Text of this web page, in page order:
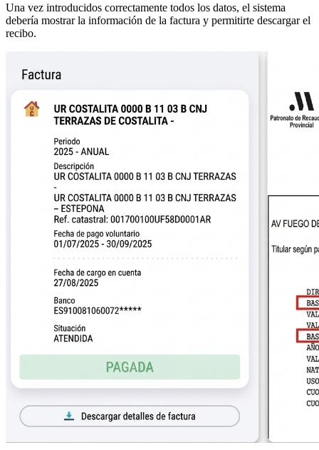
Una vez introducidos correctamente todos los datos, el sistema
debería mostrar la información de la factura y permitirte descargar el
recibo.